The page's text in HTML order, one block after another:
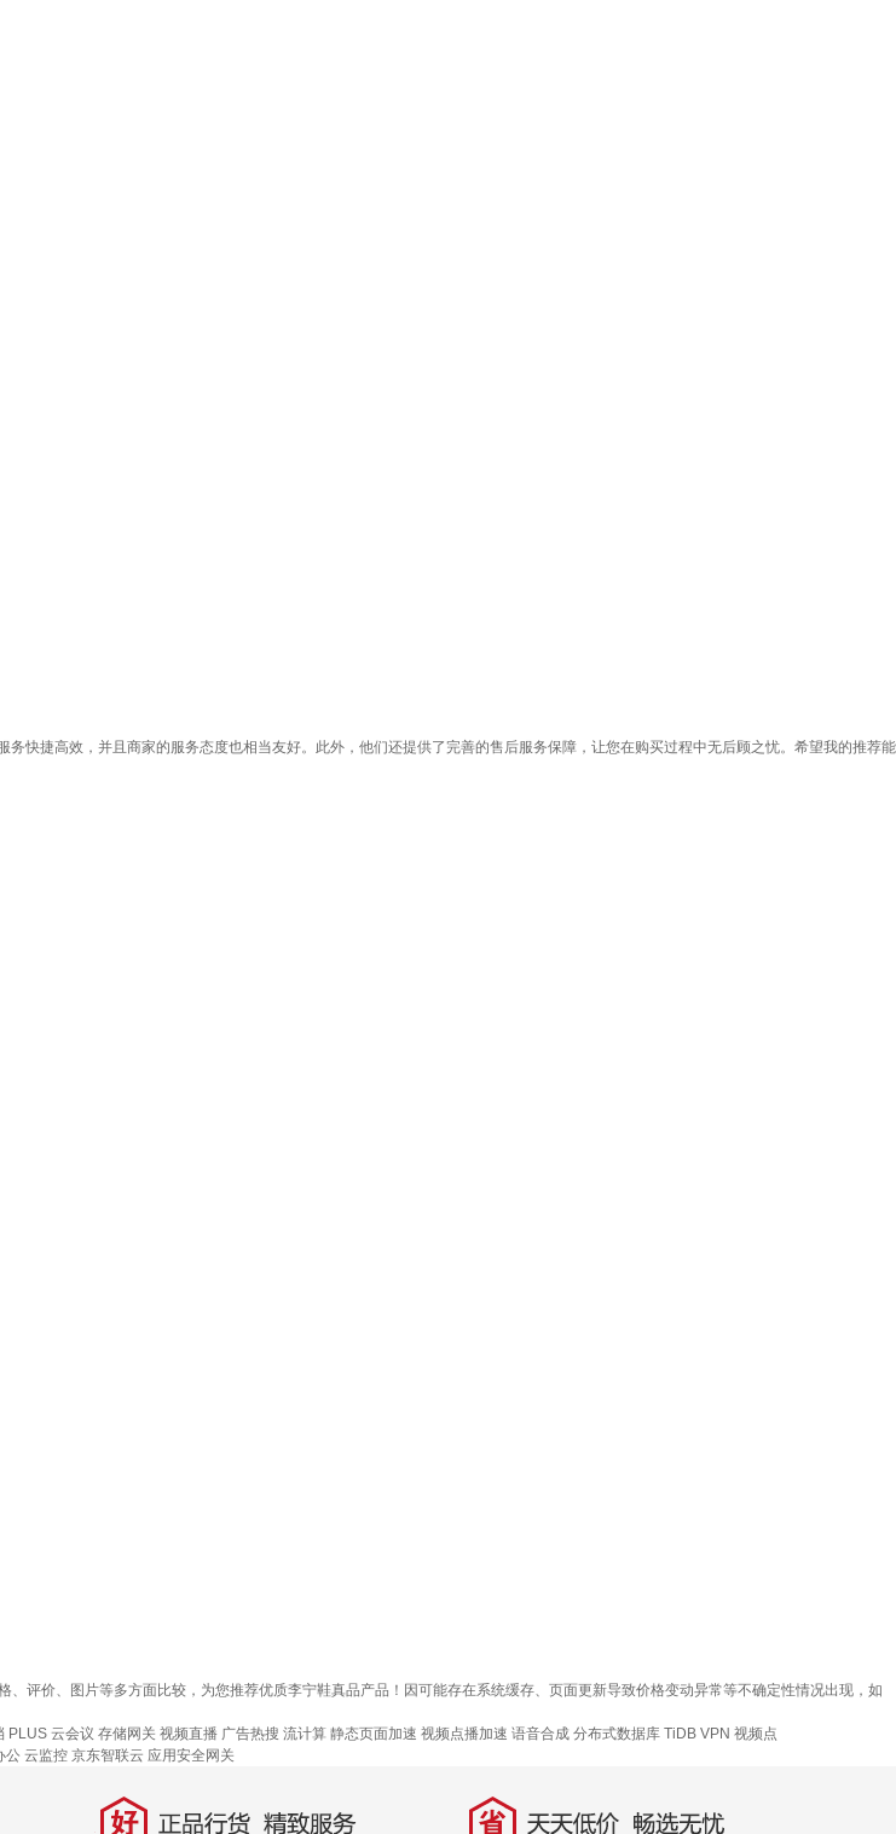
快捷高效，并且商家的服务态度也相当友好。此外，他们还提供了完善的售后服务保障，让您在购买过程中无后顾之忧。希望我的推荐能
评价、图片等多方面比较，为您推荐优质李宁鞋真品产品！因可能存在系统缓存、页面更新导致价格变动异常等不确定性情况出现，如
PLUS 云会议 存储网关 视频直播 广告热搜 流计算 静态页面加速 视频点播加速 语音合成 分布式数据库 TiDB VPN 视频点
公 云监控 京东智联云 应用安全网关
好 正品行货，精致服务 省 天天低价，畅选无忧